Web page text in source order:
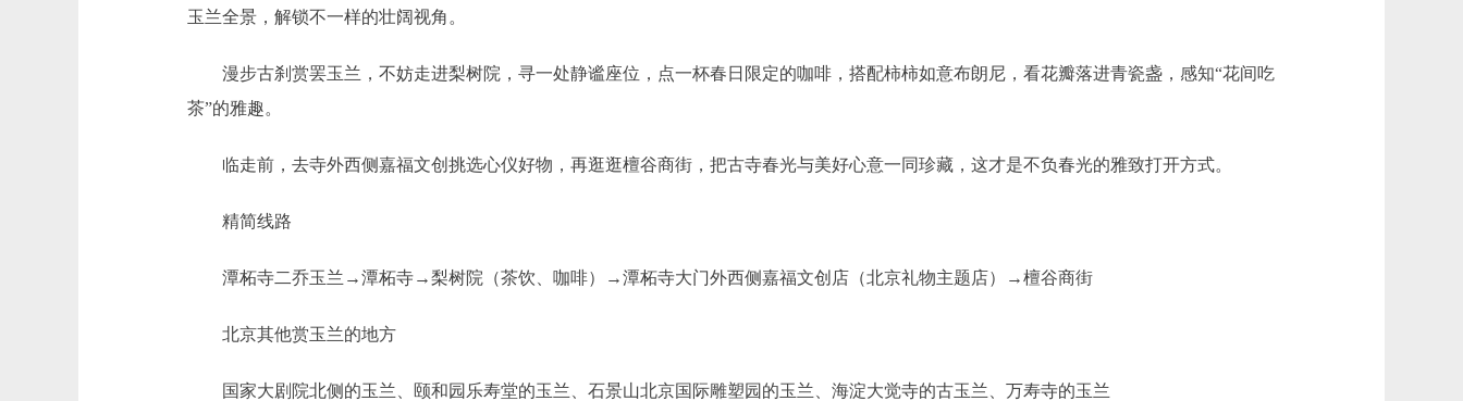
玉兰全景，解锁不一样的壮阔视角。
漫步古刹赏罢玉兰，不妨走进梨树院，寻一处静谧座位，点一杯春日限定的咖啡，搭配柿柿如意布朗尼，看花瓣落进青瓷盏，感知“花间吃
茶”的雅趣。
临走前，去寺外西侧嘉福文创挑选心仪好物，再逛逛檀谷商街，把古寺春光与美好心意一同珍藏，这才是不负春光的雅致打开方式。
精简线路
潭柘寺二乔玉兰→潭柘寺→梨树院（茶饮、咖啡）→潭柘寺大门外西侧嘉福文创店（北京礼物主题店）→檀谷商街
北京其他赏玉兰的地方
国家大剧院北侧的玉兰、颐和园乐寿堂的玉兰、石景山北京国际雕塑园的玉兰、海淀大觉寺的古玉兰、万寿寺的玉兰